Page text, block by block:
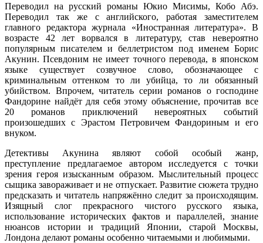
Переводил на русский романы Юкио Мисимы, Кобо Абэ.
Переводил так же с английского, работая заместителем
главного редактора журнала «Иностранная литература». В
возрасте 42 лет ворвался в литературу, став невероятно
популярным писателем и беллетристом под именем Борис
Акунин. Псевдоним не имеет точного перевода, в японском
языке существует созвучное слово, обозначающее с
криминальным оттенком то ли убийца, то ли обязанный
убийством. Впрочем, читатель серии романов о господине
Фандорине найдёт для себя этому объяснение, прочитав все
20 романов приключений невероятных событий
произошедших с Эрастом Петровичем Фандориным и его
внуком.
Детективы Акунина являют собой особый жанр,
преступление предлагаемое автором исследуется с точки
зрения героя изысканным образом. Мыслительный процесс
сыщика завораживает и не отпускает. Развитие сюжета трудно
предсказать и читатель напряжённо следит за происходящим.
Изящный слог прекрасного чистого русского языка,
использование исторических фактов и параллелей, знание
нюансов истории и традиций Японии, старой Москвы,
Лондона делают романы особенно читаемыми и любимыми.